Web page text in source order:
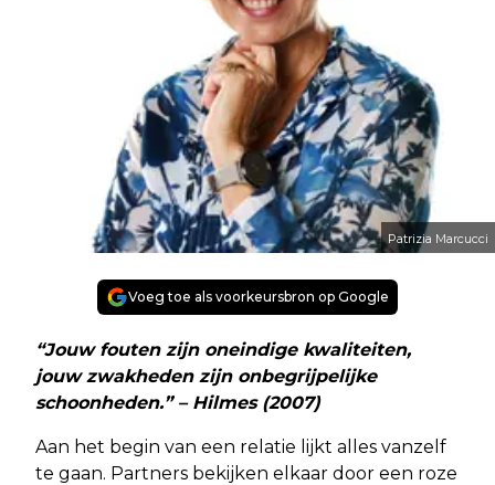
Patrizia Marcucci
Voeg toe als voorkeursbron op Google
“Jouw fouten zijn oneindige kwaliteiten,
jouw zwakheden zijn onbegrijpelijke
schoonheden.” – Hilmes (2007)
Aan het begin van een relatie lijkt alles vanzelf
te gaan. Partners bekijken elkaar door een roze